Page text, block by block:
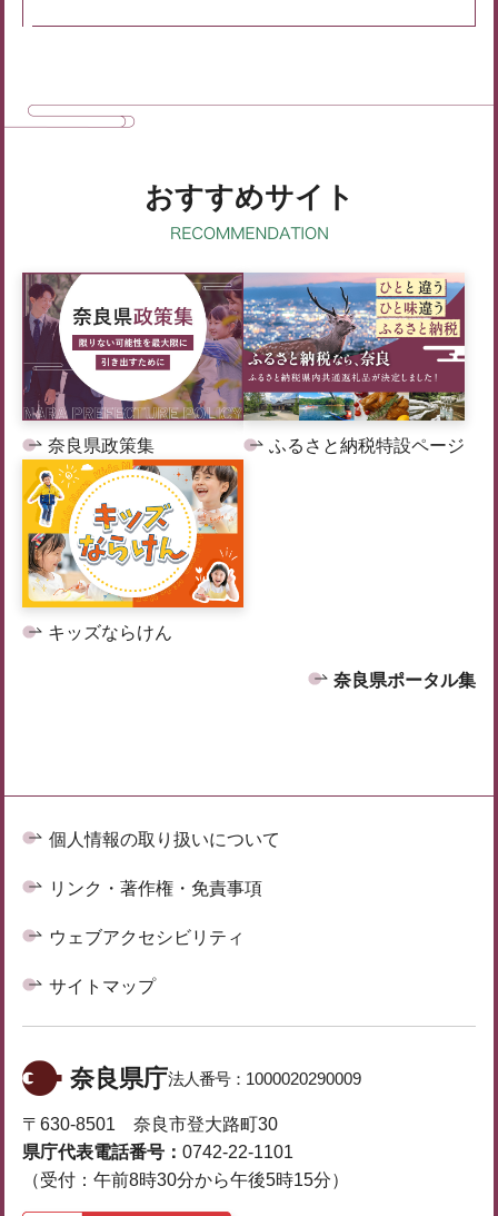
おすすめサイト
奈良県政策集 ふるさと納税特設ページ
キッズならけん
奈良県ポータル集
個人情報の取り扱いについて
リンク・著作権・免責事項
ウェブアクセシビリティ
サイトマップ
奈良県庁法人番号： 1000020290009
〒630-8501 奈良市登大路町30
県庁代表電話番号： 0742-22-1101
（受付：午前8時30分から午後5時15分）